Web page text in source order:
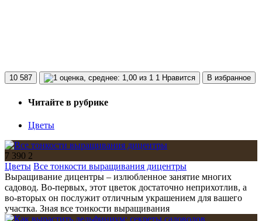
10 587 1 Нравится В избранное
Читайте в рубрике
Цветы
7 390 2
Цветы Все тонкости выращивания дицентры
Выращивание дицентры – излюбленное занятие многих
садовод. Во-первых, этот цветок достаточно неприхотлив, а
во-вторых он послужит отличным украшением для вашего
участка. Зная все тонкости выращивания